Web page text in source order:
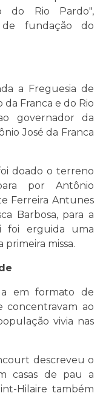
do Rio Pardo",
de fundação do
a Freguesia de
da Franca e do Rio
governador da
José da Franca
doado o terreno
por Antônio
Ferreira Antunes
Barbosa, para a
foi erguida uma
missa.
em formato de
concentravam ao
vivia nas
descreveu o
casas de pau a
Hilaire também